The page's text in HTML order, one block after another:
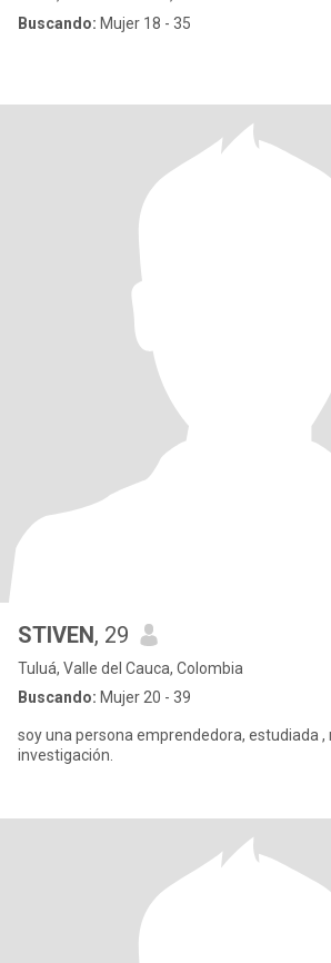
Buscando: Mujer 18 - 35
STIVEN, 29
Tuluá, Valle del Cauca, Colombia
Buscando: Mujer 20 - 39
soy una persona emprendedora, estudiada ,
investigación.